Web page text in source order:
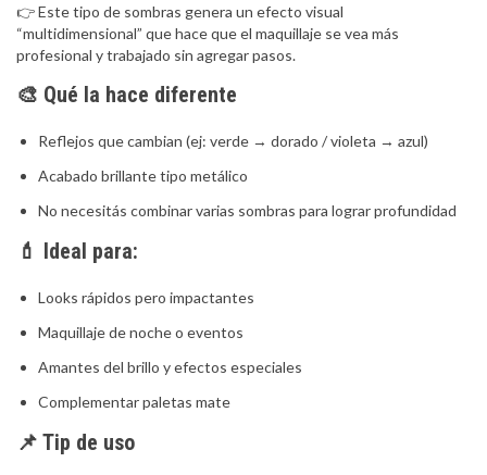
👉 Este tipo de sombras genera un efecto visual
“multidimensional” que hace que el maquillaje se vea más
profesional y trabajado sin agregar pasos.
🎨 Qué la hace diferente
Reflejos que cambian (ej: verde → dorado / violeta → azul)
Acabado brillante tipo metálico
No necesitás combinar varias sombras para lograr profundidad
💄 Ideal para:
Looks rápidos pero impactantes
Maquillaje de noche o eventos
Amantes del brillo y efectos especiales
Complementar paletas mate
📌 Tip de uso